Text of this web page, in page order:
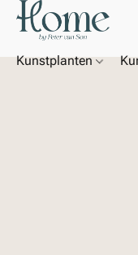
Kunstplanten